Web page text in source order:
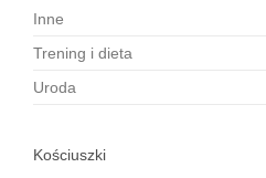
Inne
Trening i dieta
Uroda
Kościuszki